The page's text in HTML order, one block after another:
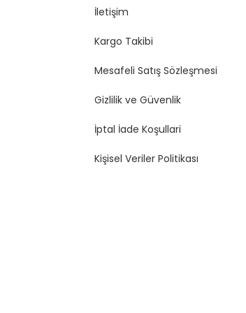
İletişim
Kargo Takibi
Mesafeli Satış Sözleşmesi
Gizlilik ve Güvenlik
İptal İade Koşullari
Kişisel Veriler Politikası